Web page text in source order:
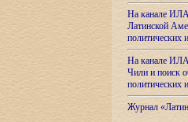
На канале
Латинской
На канале
Чили и поиск
Журнал